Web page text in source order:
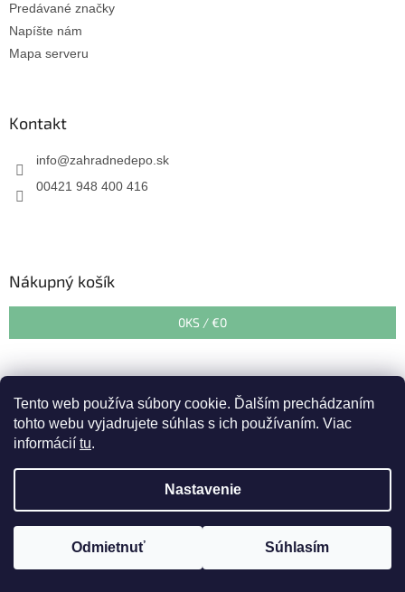
Tento web používa súbory cookie. Ďalším prechádzaním
tohto webu vyjadrujete súhlas s ich používaním. Viac
informácií tu.
Nastavenie
Odmietnuť Súhlasím
Upozorňujeme zákazníkov, že v období od 27. 07. 2026 do 07.08.
Predávané značky
Napíšte nám
Mapa serveru
Kontakt
info@zahradnedepo.sk
00421 948 400 416
Nákupný košík
0KS / €0
Vytvoril Shoptet &
Copyright 2026Zahradnedepo.sk. Všetky práva vyhradené.
Upraviť nastavenie cookies